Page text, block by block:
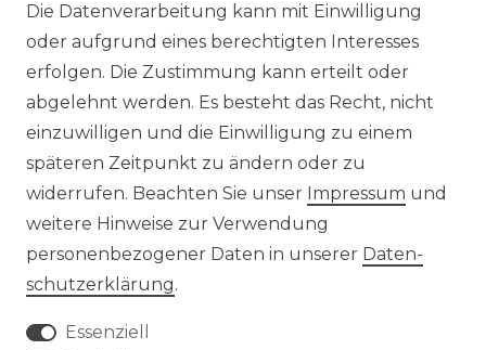
ZAHLUNG & VERSAND
AUFBAUANLEITUNGEN
TIPS & TRICKS
HINWEIS ZUR BATTERIEENTSORGUNG
VERPACKUNGSHINWEISE
Die Datenverarbeitung kann mit Einwilligung
oder aufgrund eines berechtigten Interesses
erfolgen. Die Zustimmung kann erteilt oder
abgelehnt werden. Es besteht das Recht, nicht
einzuwilligen und die Einwilligung zu einem
späteren Zeitpunkt zu ändern oder zu
widerrufen. Beachten Sie unser Impressum und
weitere Hinweise zur Verwendung
personenbezogener Daten in unserer Daten­
schutz­erklärung.
Essenziell